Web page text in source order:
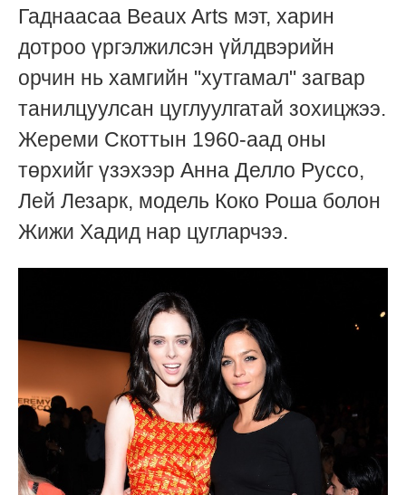
Гаднаасаа Beaux Arts мэт, харин
дотроо үргэлжилсэн үйлдвэрийн
орчин нь хамгийн "хутгамал" загвар
танилцуулсан цуглуулгатай зохицжээ.
Жереми Скоттын 1960-аад оны
төрхийг үзэхээр Анна Делло Руссо,
Лей Лезарк, модель Коко Роша болон
Жижи Хадид нар цугларчээ.